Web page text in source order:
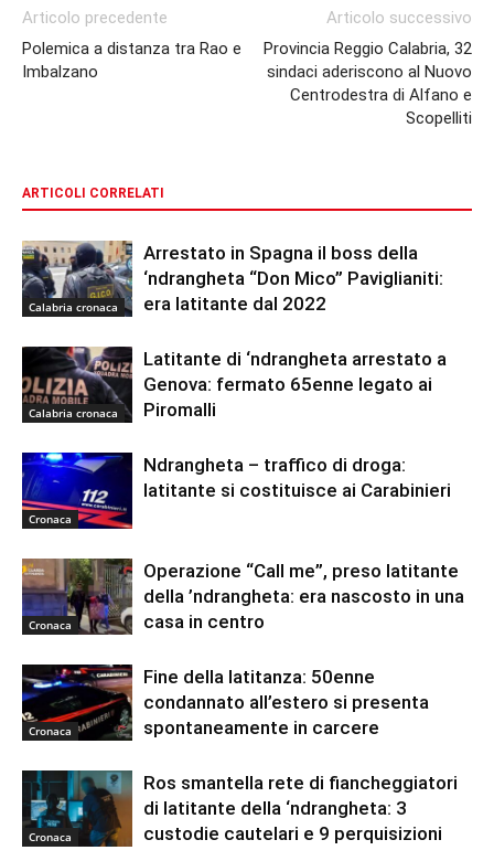
Articolo precedente
Polemica a distanza tra Rao e
Imbalzano
Articolo successivo
Provincia Reggio Calabria, 32
sindaci aderiscono al Nuovo
Centrodestra di Alfano e
Scopelliti
ARTICOLI CORRELATI
Calabria cronaca
Arrestato in Spagna il boss della
‘ndrangheta “Don Mico” Paviglianiti:
era latitante dal 2022
Calabria cronaca
Latitante di ‘ndrangheta arrestato a
Genova: fermato 65enne legato ai
Piromalli
Cronaca
Ndrangheta – traffico di droga:
latitante si costituisce ai Carabinieri
Cronaca
Operazione “Call me”, preso latitante
della ’ndrangheta: era nascosto in una
casa in centro
Cronaca
Fine della latitanza: 50enne
condannato all’estero si presenta
spontaneamente in carcere
Cronaca
Ros smantella rete di fiancheggiatori
di latitante della ‘ndrangheta: 3
custodie cautelari e 9 perquisizioni